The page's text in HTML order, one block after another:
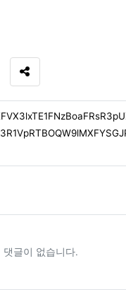
SNS 공유
댓글이 없습니다.